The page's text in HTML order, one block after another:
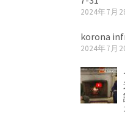
2024年7月
korona
2024年7月